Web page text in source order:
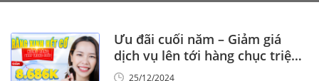
Ưu đãi cuối năm – Giảm giá
dịch vụ lên tới hàng chục triệu
cùng Vinalign
25/12/2024